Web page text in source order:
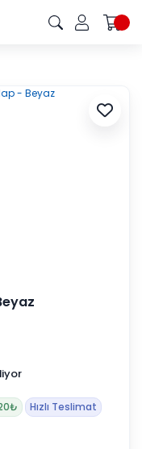
Hızlı Teslimat